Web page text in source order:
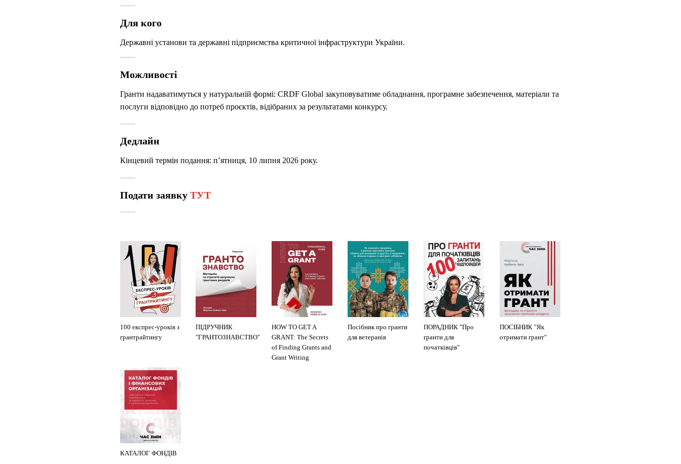
Для кого
Державні установи та державні підприємства критичної інфраструктури України.
Можливості
Гранти надаватимуться у натуральній формі: CRDF Global закуповуватиме обладнання, програмне забезпечення, матеріали та
послуги відповідно до потреб проєктів, відібраних за результатами конкурсу.
Дедлайн
Кінцевий термін подання: п’ятниця, 10 липня 2026 року.
Подати заявку ТУТ
100 експрес-уроків з
грантрайтингу
ПІДРУЧНИК
"ГРАНТОЗНАВСТВО"
HOW TO GET A
GRANT: The Secrets
of Finding Grants and
Grant Writing
Посібник про гранти
для ветеранів
ПОРАДНИК "Про
гранти для
початківців"
ПОСІБНИК "Як
отримати грант"
КАТАЛОГ ФОНДІВ